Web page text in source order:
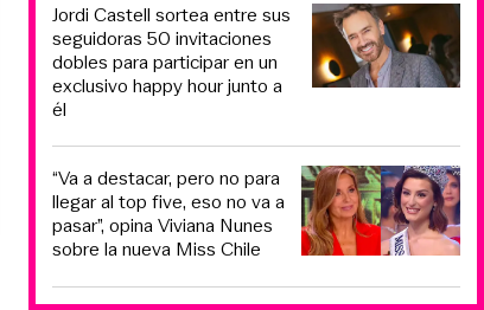
Jordi Castell sortea entre sus
seguidoras 50 invitaciones
dobles para participar en un
exclusivo happy hour junto a
él
“Va a destacar, pero no para
llegar al top five, eso no va a
pasar”, opina Viviana Nunes
sobre la nueva Miss Chile